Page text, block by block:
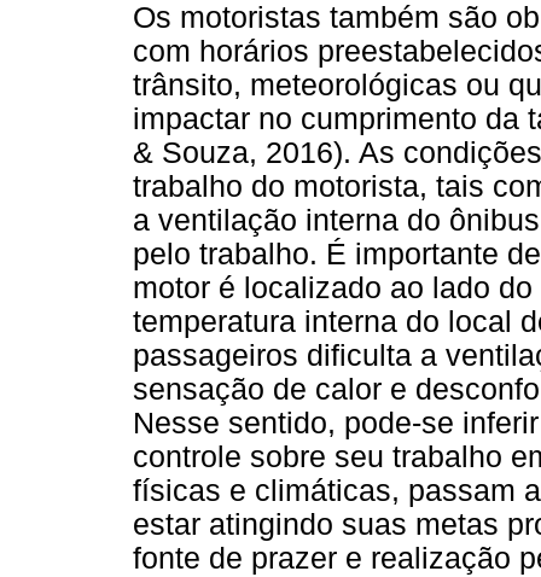
Os motoristas também são
com horários
trânsito, meteorológicas ou
impactar no cumprimento da
& Souza, 2016). As
trabalho do motorista, tais
a ventilação interna do
pelo trabalho. É importante
motor é localizado ao lado
temperatura interna do local
passageiros dificulta a
sensação de calor e
Nesse sentido, pode-se
controle sobre seu trabalho
físicas e climáticas, passam
estar atingindo suas metas
fonte de prazer e realização